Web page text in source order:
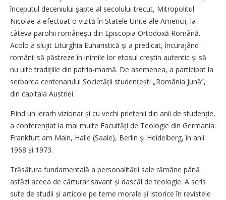
începutul deceniului șapte al secolului trecut, Mitropolitul
Nicolae a efectuat o vizită în Statele Unite ale Americii, la
câteva parohii românești din Episcopia Ortodoxă Română.
Acolo a slujit Liturghia Euharistică și a predicat, încurajând
românii să păstreze în inimile lor etosul creștin autentic și să
nu uite tradițiile din patria-mamă. De asemenea, a participat la
serbarea centenarului Societății studențești „România Jună”,
din capitala Austriei.
Fiind un ierarh vizionar și cu vechi prietenii din anii de studenție,
a conferențiat la mai multe Facultăți de Teologie din Germania:
Frankfurt am Main, Halle (Saale), Berlin și Heidelberg, în anii
1968 și 1973.
Trăsătura fundamentală a personalității sale rămâne până
astăzi aceea de cărturar savant și dascăl de teologie. A scris
sute de studii și articole pe teme morale și istorice în revistele